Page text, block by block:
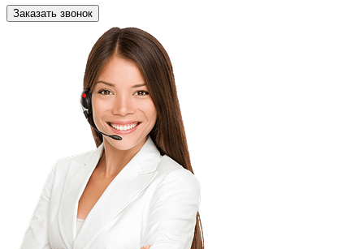
Заказать звонок